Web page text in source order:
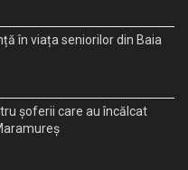
în viața seniorilor din Baia
șoferii care au încălcat